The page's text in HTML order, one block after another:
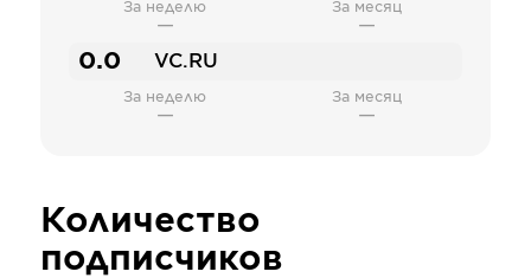
За неделю
—
За месяц
—
0.0 VC.RU
За неделю
—
За месяц
—
Количество
подписчиков